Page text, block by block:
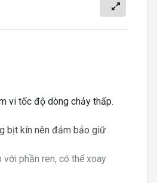
vi tốc độ dòng chảy thấp.
bịt kín nên đảm bảo giữ
với phần ren, có thể xoay